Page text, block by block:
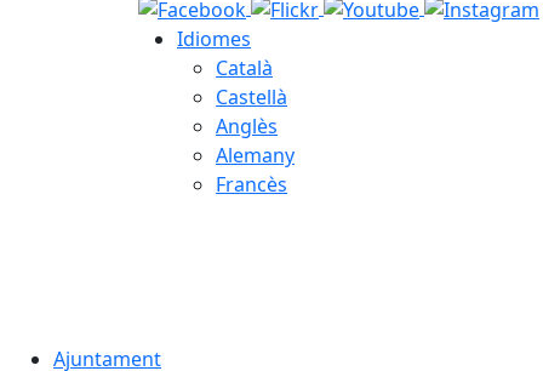
Idiomes
Català
Castellà
Anglès
Alemany
Francès
Ajuntament